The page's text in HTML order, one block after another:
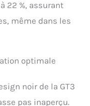
adulte de
à fourche avant
des surfaces
avant +
de freinage
dans la
22 %, assurant
même dans les
optimale
noir de la GT3
pas inaperçu.